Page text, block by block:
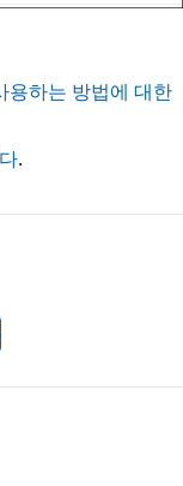
하는 방법에 대한
.